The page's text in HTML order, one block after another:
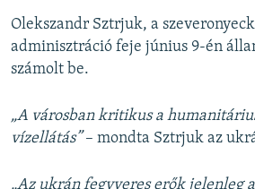
Olekszandr Sztrjuk, a
adminisztráció feje június 9-én
számolt be.
„A városban kritikus a
vízellátás”– mondta Sztrjuk az
„Az ukrán fegyveres erők jelenleg